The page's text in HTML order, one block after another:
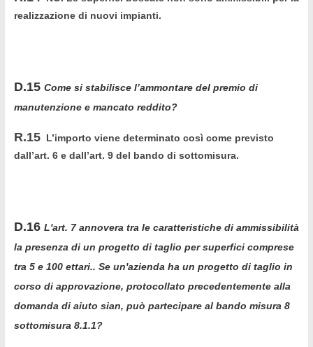
realizzazione di nuovi impianti.
D.15 Come si stabilisce l’ammontare del premio di
manutenzione e mancato reddito?
R.15 L’importo viene determinato così come previsto
dall’art. 6 e dall’art. 9 del bando di sottomisura.
D.16 L'art. 7 annovera tra le caratteristiche di ammissibilità
la presenza di un progetto di taglio per superfici comprese
tra 5 e 100 ettari.. Se un'azienda ha un progetto di taglio in
corso di approvazione, protocollato precedentemente alla
domanda di aiuto sian, può partecipare al bando misura 8
sottomisura 8.1.1?